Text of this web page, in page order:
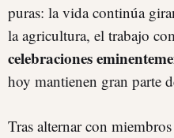
puras: la vida continúa
la agricultura, el trabajo
celebraciones
hoy mantienen gran parte
Tras alternar con